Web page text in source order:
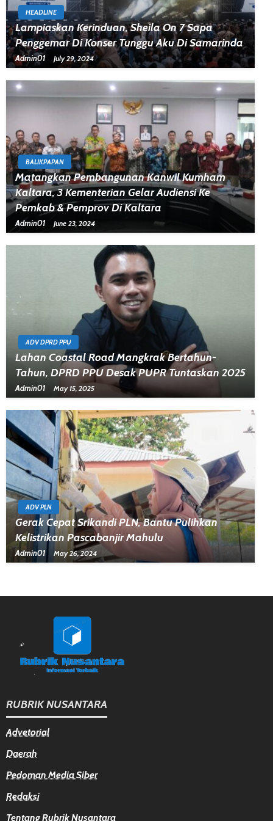
HEADLINE
Lampiaskan Kerinduan, Sheila On 7 Sapa
Penggemar Di Konser Tunggu Aku Di Samarinda
Admin01 July 29, 2024
BALIKPAPAN
Matangkan Pembangunan Kanwil Kumham
Kaltara, 3 Kementerian Gelar Audiensi Ke
Pemkab & Pemprov Di Kaltara
Admin01 June 23, 2024
ADV DPRD PPU
Lahan Coastal Road Mangkrak Bertahun-
Tahun, DPRD PPU Desak PUPR Tuntaskan 2025
Admin01 May 15, 2025
ADV PLN
Gerak Cepat Srikandi PLN, Bantu Pulihkan
Kelistrikan Pascabanjir Mahulu
Admin01 May 26, 2024
RUBRIK NUSANTARA
Advetorial
Daerah
Pedoman Media Siber
Redaksi
Tentang Rubrik Nusantara